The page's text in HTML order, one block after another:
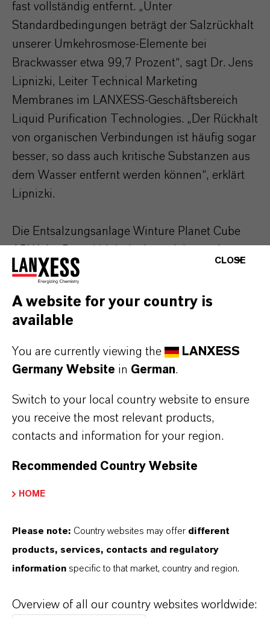
fast vollständig entfernt. „Unter
Standardbedingungen beträgt der Salzrückhalt
unserer Umkehrosmose-Elemente bei
Brackwasser etwa 99,7 Prozent“, sagt Dr. Jens
Lipnizki, Leiter Technical Marketing
Membranes im LANXESS-Geschäftsbereich
Liquid Purification Technologies. „Der Rückhalt
von organischen Verbindungen ist häufig sogar
besser, so dass auch kritische Substanzen aus
dem Wasser entfernt werden können“, erklärt
Lipnizki.
Die Entsalzungsanlage Winture Planet Cube
benötigt weder einen Dieselgenerator noch
Netzanschluss. Sie wird direkt von einem
10kW-Solarpanel mit Energie versorgt und
liefert bis zu 20.000 Liter Trinkwasser täglich
für das Dorf und seine Nachbargemeinde.
Burani in drei verschiedenen Anwendungen als
Trinkwasser, Bewässerungswasser für eine
vertikale Farm und für drei 12.000 Liter
wird für die öffentlichen Toiletten des Dorfes
verwendet. Neben der Produktion von
die Photovoltaikanlage auch als
Schwachstrom-Ladestation für bis zu zehn
Mobilfunkgeräte gleichzeitig.
Die Lewabrane-Membranelemente werden in
CLOSE
A website for your country is
available
You are currently viewing the
LANXESS
Germany Website in German.
Switch to your local country website to ensure
you receive the most relevant products,
contacts and information for your region.
Recommended Country Website
HOME
Please note: Country websites may offer different
products, services, contacts and regulatory
information specific to that market, country and region.
Overview of all our country websites worldwide: